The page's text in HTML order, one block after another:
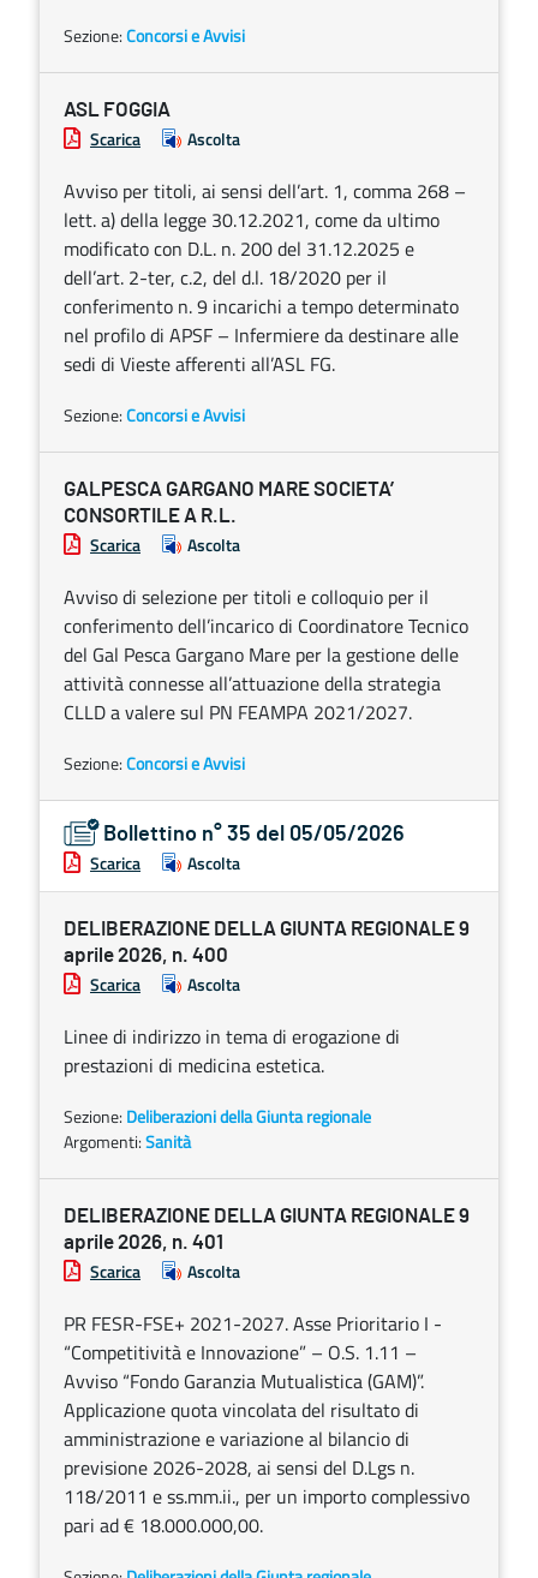
Sezione:Concorsi e Avvisi
ASL FOGGIA
Scarica Ascolta
Avviso per titoli, ai sensi dell’art. 1, comma 268 –
lett. a) della legge 30.12.2021, come da ultimo
modificato con D.L. n. 200 del 31.12.2025 e
dell’art. 2-ter, c.2, del d.l. 18/2020 per il
conferimento n. 9 incarichi a tempo determinato
nel profilo di APSF – Infermiere da destinare alle
sedi di Vieste afferenti all’ASL FG.
Sezione:Concorsi e Avvisi
GALPESCA GARGANO MARE SOCIETA’
CONSORTILE A R.L.
Scarica Ascolta
Avviso di selezione per titoli e colloquio per il
conferimento dell’incarico di Coordinatore Tecnico
del Gal Pesca Gargano Mare per la gestione delle
attività connesse all’attuazione della strategia
CLLD a valere sul PN FEAMPA 2021/2027.
Sezione:Concorsi e Avvisi
Bollettino n° 35 del 05/05/2026
Scarica Ascolta
DELIBERAZIONE DELLA GIUNTA REGIONALE 9
aprile 2026, n. 400
Scarica Ascolta
Linee di indirizzo in tema di erogazione di
prestazioni di medicina estetica.
Sezione: Deliberazioni della Giunta regionale
Argomenti:Sanità
DELIBERAZIONE DELLA GIUNTA REGIONALE 9
aprile 2026, n. 401
Scarica Ascolta
PR FESR-FSE+ 2021-2027. Asse Prioritario I -
“Competitività e Innovazione” – O.S. 1.11 –
Avviso “Fondo Garanzia Mutualistica (GAM)”.
Applicazione quota vincolata del risultato di
amministrazione e variazione al bilancio di
previsione 2026-2028, ai sensi del D.Lgs n.
118/2011 e ss.mm.ii., per un importo complessivo
pari ad € 18.000.000,00.